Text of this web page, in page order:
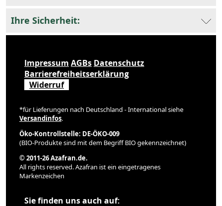
Ihre Sicherheit:
Impressum AGBs Datenschutz
Barrierefreiheitserklärung
Widerruf
*für Lieferungen nach Deutschland - International siehe
Versandinfos.
Öko-Kontrollstelle: DE-ÖKO-009
(BIO-Produkte sind mit dem Begriff BIO gekennzeichnet)
© 2011-26 Azafran.de.
All rights reserved. Azafran ist ein eingetragenes
Markenzeichen
Sie finden uns auch auf: